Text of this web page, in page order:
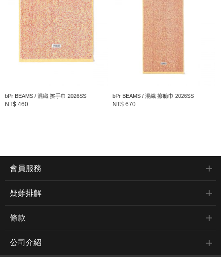
bPr BEAMS / 混織 擦手巾 2026SS
NT$ 460
bPr BEAMS / 混織 擦臉巾 2026SS
NT$ 670
會員服務
疑難排解
條款
公司介紹